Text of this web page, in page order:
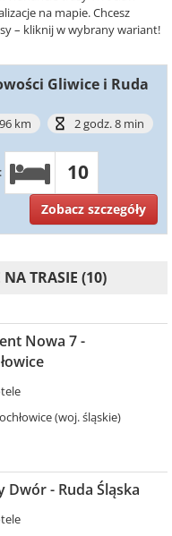
na mapie. Chcesz
– kliknij w wybrany wariant!
Gliwice i Ruda
km 2 godz. 8 min
10
Zobacz szczegóły
TRASIE (10)
Nowa 7 -
(woj. śląskie)
Dwór - Ruda Śląska